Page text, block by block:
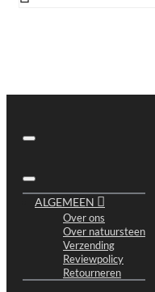
ALGEMEEN
Over ons
Over natuursteen
Verzending
Reviewpolicy
Retourneren